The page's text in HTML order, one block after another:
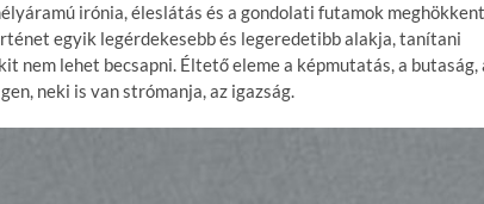
irónia, éleslátás és a gondolati futamok
egyik legérdekesebb és legeredetibb alakja, tanítani
nem lehet becsapni. Éltető eleme a képmutatás, a butaság,
neki is van strómanja, az igazság.